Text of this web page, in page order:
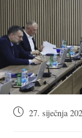
Objava27. siječnja